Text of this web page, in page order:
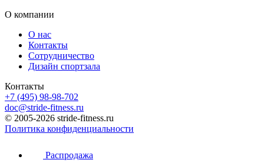
О компании
О нас
Контакты
Сотрудничество
Дизайн спортзала
Контакты
+7 (495) 98-98-702
doc@stride-fitness.ru
© 2005-2026 stride-fitness.ru
Политика конфиденциальности
Распродажа